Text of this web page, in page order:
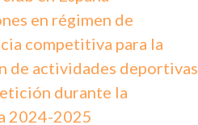
en régimen de
competitiva para la
de actividades deportivas
durante la
2024-2025